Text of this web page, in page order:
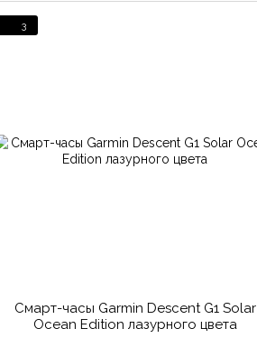
3
Смарт-часы Garmin Descent G1 Solar
Ocean Edition лазурного цвета